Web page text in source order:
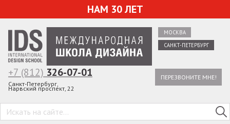
НАМ 30 ЛЕТ
МОСКВА
САНКТ-ПЕТЕРБУРГ
ПЕРЕЗВОНИТЕ МНЕ!
+7 (812) 326-07-01
Санкт-Петербург,
Нарвский проспект, 22